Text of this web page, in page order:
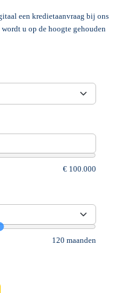
een kredietaanvraag bij ons
u op de hoogte gehouden
€ 100.000
120 maanden